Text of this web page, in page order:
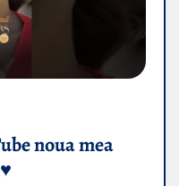
noua mea